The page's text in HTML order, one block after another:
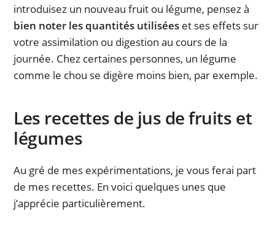
introduisez un nouveau fruit ou légume, pensez à
bien noter les quantités utilisées et ses effets sur
votre assimilation ou digestion au cours de la
journée. Chez certaines personnes, un légume
comme le chou se digère moins bien, par exemple.
Les recettes de jus de fruits et
légumes
Au gré de mes expérimentations, je vous ferai part
de mes recettes. En voici quelques unes que
j’apprécie particulièrement.